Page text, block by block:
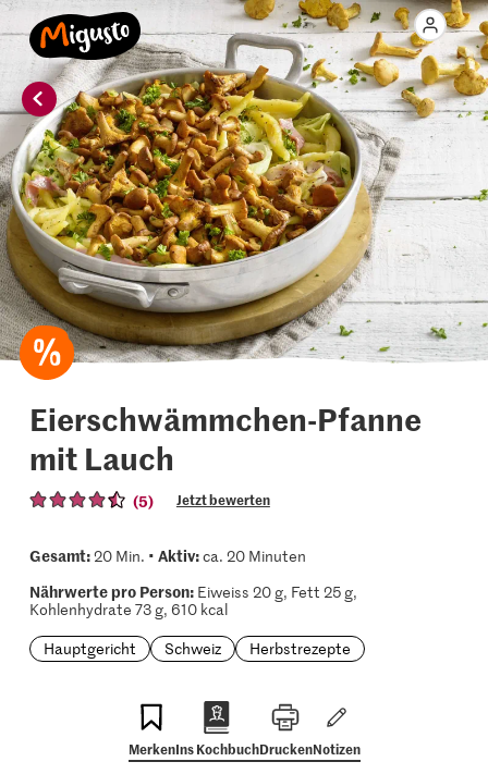
Eierschwämmchen-Pfanne
mit Lauch
(5) Jetzt bewerten
Gesamt:20 Min. • Aktiv:ca. 20 Minuten
Nährwerte pro Person:Eiweiss 20 g, Fett 25 g,
Kohlenhydrate 73 g, 610 kcal
Hauptgericht
Schweiz Herbstrezepte
MerkenIns KochbuchDruckenNotizen